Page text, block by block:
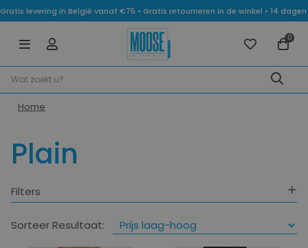
Gratis levering in België vanaf €75 • Gratis retourneren in de winkel • 14
0
Home
Plain
Filters
Categorie
Sorteer Resultaat: